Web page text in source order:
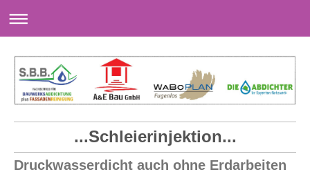
...Schleierinjektion...
Druckwasserdicht auch ohne Erdarbeiten